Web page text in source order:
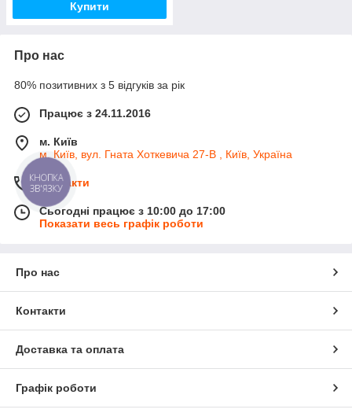
Купити
Про нас
80% позитивних з 5 відгуків за рік
Працює з 24.11.2016
м. Київ
м. Київ, вул. Гната Хоткевича 27-В , Київ, Україна
Контакти
Сьогодні працює з 10:00 до 17:00
Показати весь графік роботи
Про нас
Контакти
Доставка та оплата
Графік роботи
КНОПКА
ЗВ'ЯЗКУ